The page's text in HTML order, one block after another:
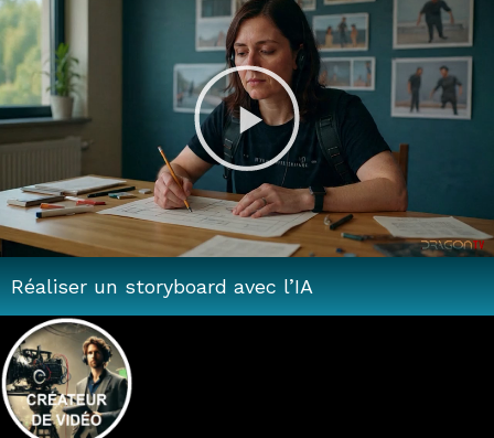
Lire
la
vidéo
Réaliser un storyboard avec l’IA